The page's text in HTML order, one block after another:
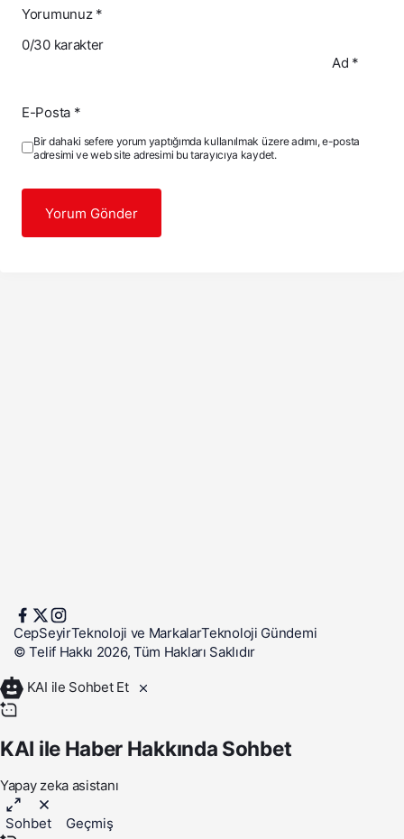
Yorumunuz*
0/30 karakter
Ad *
E-Posta*
Bir dahaki sefere yorum yaptığımda kullanılmak üzere adımı, e-posta
adresimi ve web site adresimi bu tarayıcıya kaydet.
Yorum Gönder
CepSeyirTeknoloji ve MarkalarTeknoloji Gündemi
© Telif Hakkı 2026, Tüm Hakları Saklıdır
KAI ile Sohbet Et
KAI ile Haber Hakkında Sohbet
Yapay zeka asistanı
Sohbet Geçmiş